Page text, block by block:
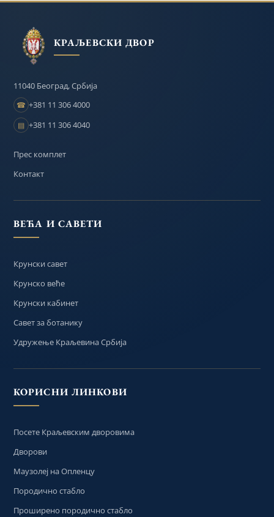
КРАЉЕВСКИ ДВОР
11040 Београд, Србија
☎ +381 11 306 4000
▤ +381 11 306 4040
Прес комплет
Контакт
ВЕЋА И САВЕТИ
Крунски савет
Крунско веће
Крунски кабинет
Савет за ботанику
Удружење Краљевина Србија
КОРИСНИ ЛИНКОВИ
Посете Краљевским дворовима
Дворови
Маузолеј на Опленцу
Породично стабло
Проширено породично стабло